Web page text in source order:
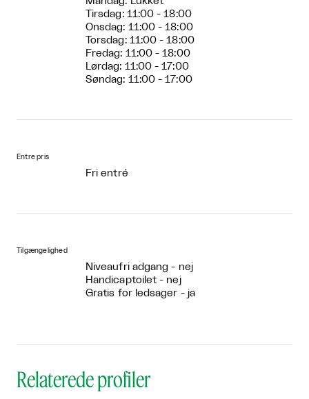
Tirsdag: 11:00 - 18:00
Onsdag: 11:00 - 18:00
Torsdag: 11:00 - 18:00
Fredag: 11:00 - 18:00
Lørdag: 11:00 - 17:00
Søndag: 11:00 - 17:00
Entre pris
Fri entré
Tilgængelighed
Niveaufri adgang - nej
Handicaptoilet - nej
Gratis for ledsager - ja
Relaterede profiler